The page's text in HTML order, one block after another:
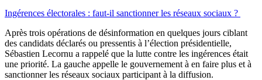
Ingérences électorales : faut-il sanctionner les réseaux sociaux ?
Après trois opérations de désinformation en quelques jours ciblant
des candidats déclarés ou pressentis à l’élection présidentielle,
Sébastien Lecornu a rappelé que la lutte contre les ingérences était
une priorité. La gauche appelle le gouvernement à en faire plus et à
sanctionner les réseaux sociaux participant à la diffusion.